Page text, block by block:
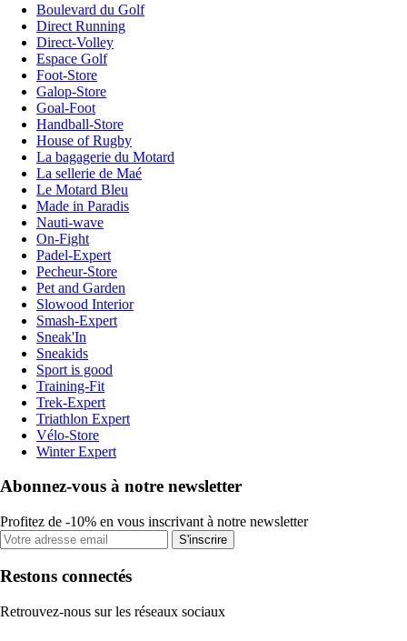
Boulevard du Golf
Direct Running
Direct-Volley
Espace Golf
Foot-Store
Galop-Store
Goal-Foot
Handball-Store
House of Rugby
La bagagerie du Motard
La sellerie de Maé
Le Motard Bleu
Made in Paradis
Nauti-wave
On-Fight
Padel-Expert
Pecheur-Store
Pet and Garden
Slowood Interior
Smash-Expert
Sneak'In
Sneakids
Sport is good
Training-Fit
Trek-Expert
Triathlon Expert
Vélo-Store
Winter Expert
Abonnez-vous à notre newsletter
Profitez de -10% en vous inscrivant à notre newsletter
S'inscrire
Restons connectés
Retrouvez-nous sur les réseaux sociaux